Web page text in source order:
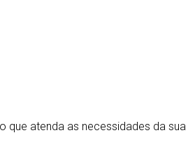
que atenda as necessidades da sua